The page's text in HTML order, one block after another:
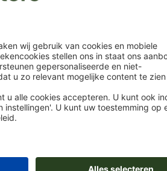
J&N
worden door ons niet gecontroleerd